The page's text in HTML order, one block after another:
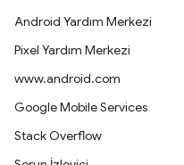
Android Yardım Merkezi
Pixel Yardım Merkezi
www.android.com
Google Mobile Services
Stack Overflow